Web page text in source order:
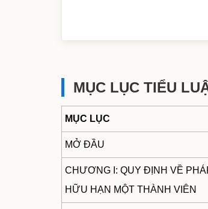
MỤC LỤC TIỂU
MỤC LỤC
MỞ ĐẦU
CHƯƠNG I: QUY ĐỊNH VỀ
HỮU HẠN MỘT THÀNH VIÊN